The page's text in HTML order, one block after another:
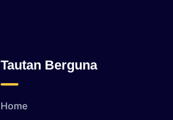
Tautan Berguna
Home